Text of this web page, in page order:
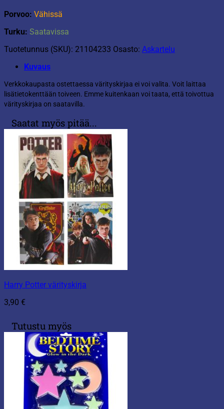
Porvoo: Vähissä
Turku: Saatavissa
Tuotetunnus (SKU): 21104233 Osasto: Askartelu
Kuvaus
Verkkokaupasta ostettaessa värityskirjaa ei voi valita. Voit laittaa
lisätietokenttään toiveen. Emme kuitenkaan voi taata, että toivottua
värityskirjaa on saatavilla.
Saatat myös pitää...
Harry Potter värityskirja
3,90 €
Tutustu myös